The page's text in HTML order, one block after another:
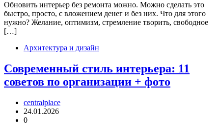
Обновить интерьер без ремонта можно. Можно сделать это
быстро, просто, с вложением денег и без них. Что для этого
нужно? Желание, оптимизм, стремление творить, свободное
[…]
Архитектура и дизайн
Современный стиль интерьера: 11
советов по организации + фото
centralplace
24.01.2026
0